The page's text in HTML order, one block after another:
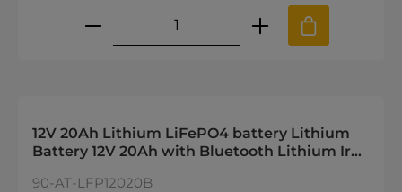
Produktmængde: Indtast den
12V 20Ah Lithium LiFePO4 battery Lithium
Battery 12V 20Ah with Bluetooth Lithium Iron
90-AT-LFP12020B